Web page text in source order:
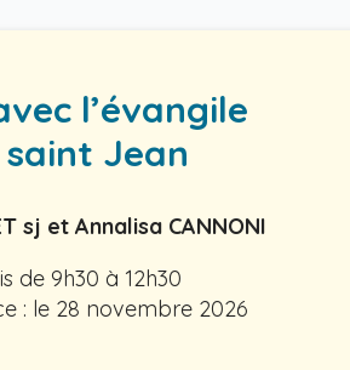
l’évangile
Jean
sj et Annalisa CANNONI
de 9h30 à 12h30
: le 28 novembre 2026